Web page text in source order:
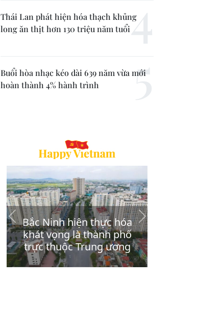
Thái Lan phát hiện hóa thạch khủng
long ăn thịt hơn 130 triệu năm tuổi
Buổi hòa nhạc kéo dài 639 năm vừa mới
hoàn thành 4% hành trình